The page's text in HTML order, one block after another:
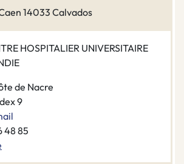
14033 Calvados
HOSPITALIER UNIVERSITAIRE
de Nacre
9
48 85